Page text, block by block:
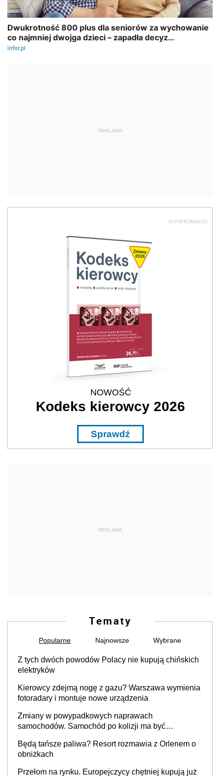
REKLAMA
AUTOPROMOCJA
NOWOŚĆ
Kodeks kierowcy 2026
Sprawdź
REKLAMA
Tematy
Popularne Najnowsze Wybrane
Z tych dwóch powodów Polacy nie kupują chińskich
elektryków
Kierowcy zdejmą nogę z gazu? Warszawa wymienia
fotoradary i montuje nowe urządzenia
Zmiany w powypadkowych naprawach
samochodów. Samochód po kolizji ma być
producenta
Będą tańsze paliwa? Resort rozmawia z Orlenem o
obniżkach
Przełom na rynku. Europejczycy chętniej kupują już